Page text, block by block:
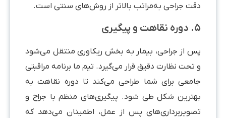
جراحی به‌مراتب بالاتر از روش‌های سنتی است.
از جراحی، بیمار به بخش ریکاوری منتقل می‌شود
تحت نظارت دقیق قرار می‌گیرد. تیم ما برنامه مراقبتی
برای شما طراحی می‌کند تا دوره نقاهت به
شکل طی شود. پیگیری‌های منظم با جراح و
پس از عمل، اطمینان می‌دهد که